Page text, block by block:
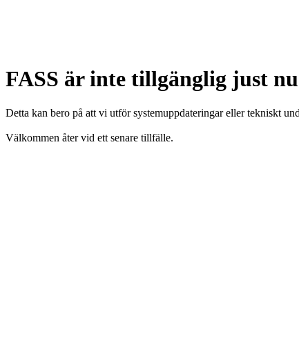
FASS är inte tillgänglig just nu
Detta kan bero på att vi utför systemuppdateringar eller tekniskt
Välkommen åter vid ett senare tillfälle.